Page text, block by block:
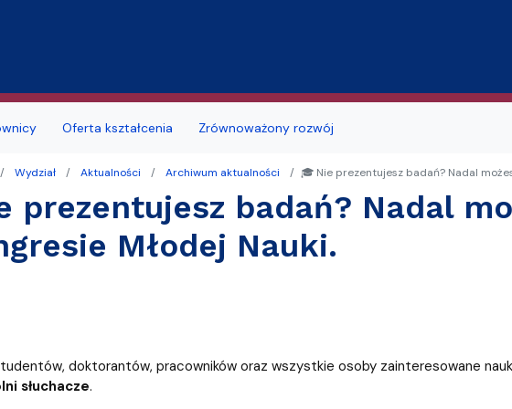
sal
obiektu
Deklaracja dostępności
wznowienia, zmiana kierunku lub
akademickiego
Studia doktoranckie
Portal Studenta
Szkoła Doktorska
MOST
seminaria
Oferta kształcenia Zrównoważony rozwój
Wydział Aktualności Archiwum aktualności 🎓 Nie prezentujesz badań? Nadal
prezentujesz badań? Nadal
Młodej Nauki.
doktorantów, pracowników oraz wszystkie osoby zainteresowane
słuchacze.